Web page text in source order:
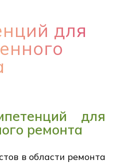
для
для
ремонта
в области ремонта